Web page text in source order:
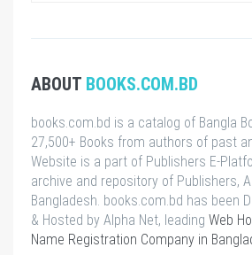
ABOUT BOOKS.COM.BD
books.com.bd is a catalog of Bangla
27,500+ Books from authors of past
Website is a part of Publishers E-
archive and repository of Publishers,
Bangladesh. books.com.bd has been
& Hosted by Alpha Net, leading Web
Name Registration Company in